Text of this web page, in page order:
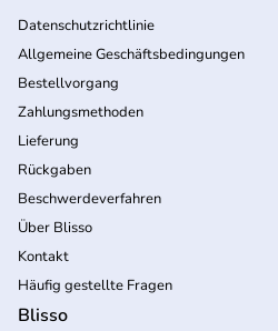
Datenschutzrichtlinie
Allgemeine Geschäftsbedingungen
Bestellvorgang
Zahlungsmethoden
Lieferung
Rückgaben
Beschwerdeverfahren
Über Blisso
Kontakt
Häufig gestellte Fragen
Blisso